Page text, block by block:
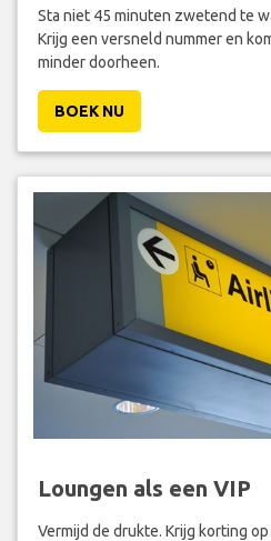
Sta niet 45 minuten zwetend te
Krijg een versneld nummer en
minder doorheen.
BOEK NU
Loungen als een VIP
Vermijd de drukte. Krijg korting